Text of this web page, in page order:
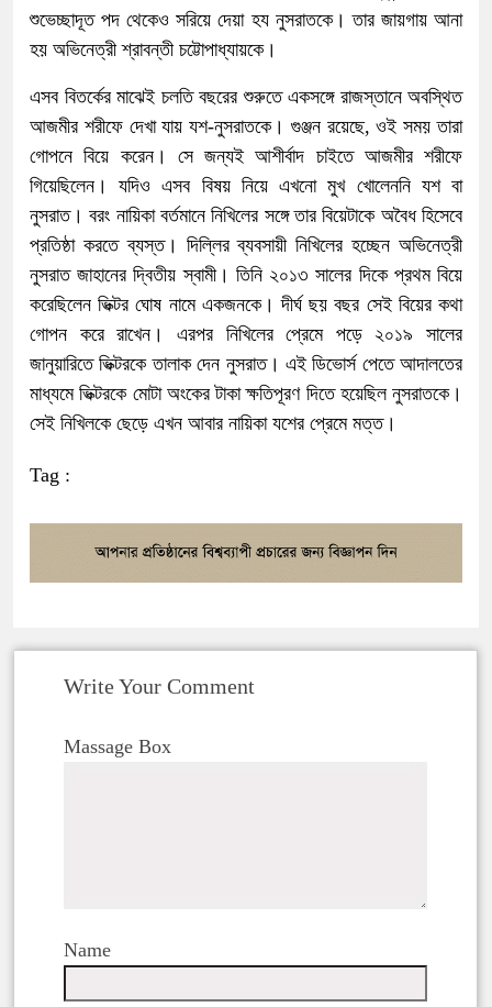
শুভেচ্ছাদূত পদ থেকেও সরিয়ে দেয়া হয নুসরাতকে। তার জায়গায় আনা
হয় অভিনেত্রী শ্রাবন্তী চট্টোপাধ্যায়কে।
এসব বিতর্কের মাঝেই চলতি বছরের শুরুতে একসঙ্গে রাজস্তানে অবস্থিত
আজমীর শরীফে দেখা যায় যশ-নুসরাতকে। গুঞ্জন রয়েছে, ওই সময় তারা
গোপনে বিয়ে করেন। সে জন্যই আশীর্বাদ চাইতে আজমীর শরীফে
গিয়েছিলেন। যদিও এসব বিষয় নিয়ে এখনো মুখ খোলেননি যশ বা
নুসরাত। বরং নায়িকা বর্তমানে নিখিলের সঙ্গে তার বিয়েটাকে অবৈধ হিসেবে
প্রতিষ্ঠা করতে ব্যস্ত। দিল্লির ব্যবসায়ী নিখিলের হচ্ছেন অভিনেত্রী
নুসরাত জাহানের দ্বিতীয় স্বামী। তিনি ২০১৩ সালের দিকে প্রথম বিয়ে
করেছিলেন ভিক্টর ঘোষ নামে একজনকে। দীর্ঘ ছয় বছর সেই বিয়ের কথা
গোপন করে রাখেন। এরপর নিখিলের প্রেমে পড়ে ২০১৯ সালের
জানুয়ারিতে ভিক্টরকে তালাক দেন নুসরাত। এই ডিভোর্স পেতে আদালতের
মাধ্যমে ভিক্টরকে মোটা অংকের টাকা ক্ষতিপূরণ দিতে হয়েছিল নুসরাতকে।
সেই নিখিলকে ছেড়ে এখন আবার নায়িকা যশের প্রেমে মত্ত।
Tag :
Write Your Comment
Massage Box
Name